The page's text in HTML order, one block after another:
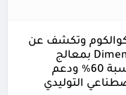
كوالكوم وتكشف عن
معالج Dimensity 8300 بمعالج
رسومي أسرع بنسبة 60% ودعم
التوليدي